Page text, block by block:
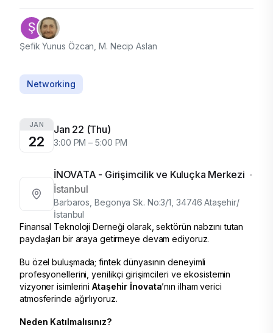
Şefik Yunus Özcan, M. Necip Aslan
Networking
JAN
22
Jan 22 (Thu)
3:00 PM – 5:00 PM
İNOVATA - Girişimcilik ve Kuluçka Merkezi ·
İstanbul
Barbaros, Begonya Sk. No:3/1, 34746 Ataşehir/
İstanbul
​Finansal Teknoloji Derneği olarak, sektörün nabzını tutan
paydaşları bir araya getirmeye devam ediyoruz.
​Bu özel buluşmada; fintek dünyasının deneyimli
profesyonellerini, yenilikçi girişimcileri ve ekosistemin
vizyoner isimleriniAtaşehir İnovata’nın ilham verici
atmosferinde ağırlıyoruz.
Neden Katılmalısınız?